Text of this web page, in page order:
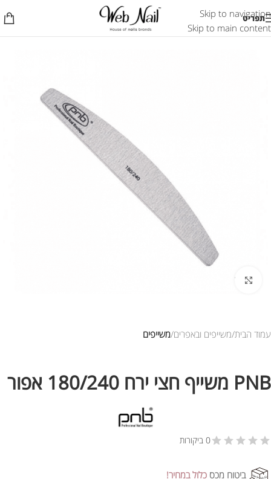
Skip to navigation
Skip to main content
תפריט
אזל המלאי
לחץ להגדלת התמונה
עמוד הבית משייפים ובאפרים משייפים
PNB משייף חצי ירח 180/240 אפור
0 ביקורות
ביטוח מכס כלול במחיר!